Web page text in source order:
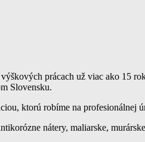
prácach už viac ako 15
Slovensku.
ktorú robíme na
nátery, maliarske,